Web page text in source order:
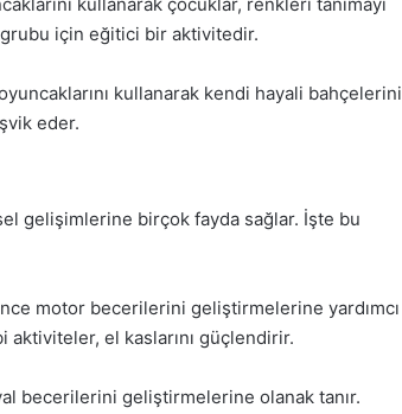
için eğitici bir aktivitedir.
kullanarak kendi hayali bahçelerini
eder.
gelişimlerine birçok fayda sağlar. İşte bu
motor becerilerini geliştirmelerine yardımcı
aktiviteler, el kaslarını güçlendirir.
becerilerini geliştirmelerine olanak tanır.